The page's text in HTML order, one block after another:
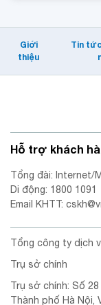
Giới
thiệu
Tin
Hỗ trợ khách
Tổng đài: Internet/
Di động: 1800 1091
Email KHTT:
Tổng công ty dịch
Trụ sở chính
Trụ sở chính: Số
Thành phố Hà Nội,